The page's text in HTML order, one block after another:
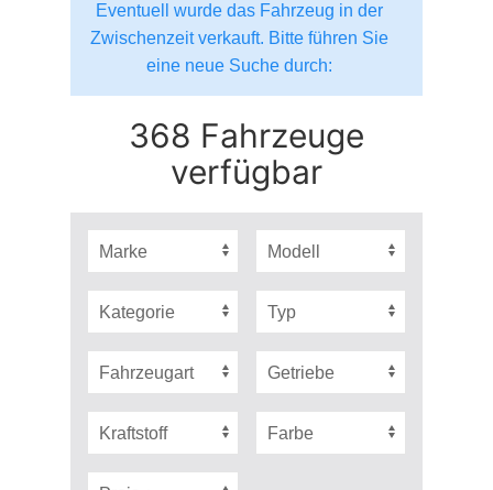
Eventuell wurde das Fahrzeug in der
Zwischenzeit verkauft. Bitte führen Sie
eine neue Suche durch:
368 Fahrzeuge
verfügbar